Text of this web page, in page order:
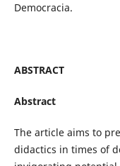
Democracia.
ABSTRACT
Abstract
The article aims to
didactics in times of